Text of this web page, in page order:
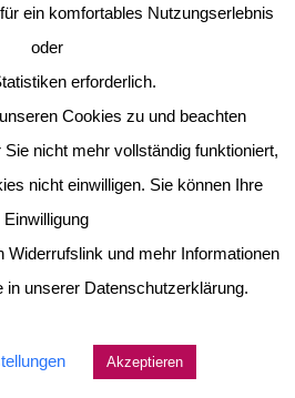
Quokkas
ein komfortables Nutzungserlebnis
oder
erforderlich.
Cookies zu und beachten
nicht mehr vollständig funktioniert,
nicht einwilligen. Sie können Ihre
Einwilligung
Widerrufslink und mehr Informationen
in unserer Datenschutzerklärung.
Akzeptieren